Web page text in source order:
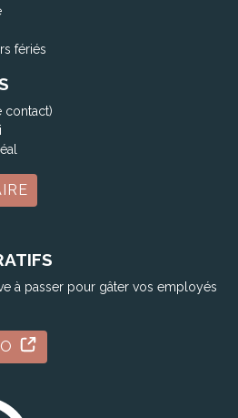
fériés
contact)
à passer pour gâter vos employés